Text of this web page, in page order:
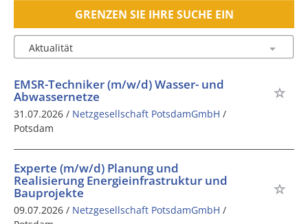
GRENZEN SIE IHRE SUCHE EIN
EMSR-Techniker (m/w/d) Wasser- und
Abwassernetze
31.07.2026 / Netzgesellschaft PotsdamGmbH /
Potsdam
Experte (m/w/d) Planung und
Realisierung Energieinfrastruktur und
Bauprojekte
09.07.2026 / Netzgesellschaft PotsdamGmbH /